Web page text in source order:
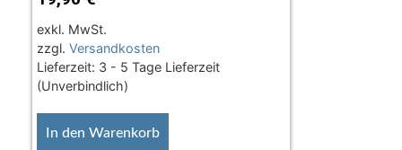
exkl. MwSt.
zzgl. Versandkosten
Lieferzeit: 3 - 5 Tage Lieferzeit
(Unverbindlich)
In den Warenkorb